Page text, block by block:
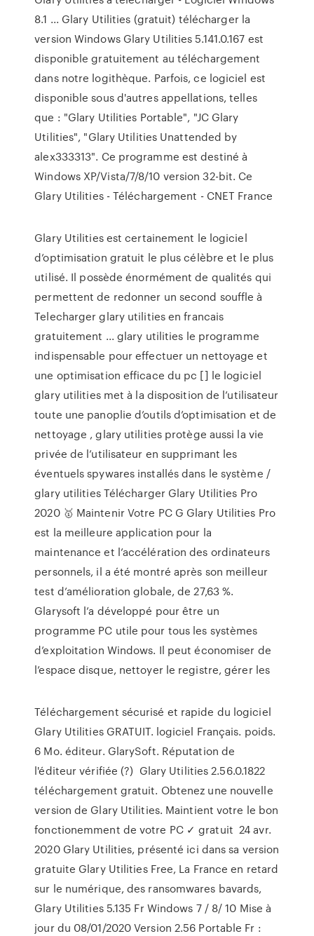
8.1 ... Glary Utilities (gratuit) télécharger la
version Windows Glary Utilities 5.141.0.167 est
disponible gratuitement au téléchargement
dans notre logithèque. Parfois, ce logiciel est
disponible sous d'autres appellations, telles
que : "Glary Utilities Portable", "JC Glary
Utilities", "Glary Utilities Unattended by
alex333313". Ce programme est destiné à
Windows XP/Vista/7/8/10 version 32-bit. Ce
Glary Utilities - Téléchargement - CNET France
Glary Utilities est certainement le logiciel
d’optimisation gratuit le plus célèbre et le plus
utilisé. Il possède énormément de qualités qui
permettent de redonner un second souffle à
Telecharger glary utilities en francais
gratuitement ... glary utilities le programme
indispensable pour effectuer un nettoyage et
une optimisation efficace du pc [] le logiciel
glary utilities met à la disposition de l’utilisateur
toute une panoplie d’outils d’optimisation et de
nettoyage , glary utilities protège aussi la vie
privée de l’utilisateur en supprimant les
éventuels spywares installés dans le système /
glary utilities Télécharger Glary Utilities Pro
2020 🥇 Maintenir Votre PC G Glary Utilities Pro
est la meilleure application pour la
maintenance et l’accélération des ordinateurs
personnels, il a été montré après son meilleur
test d’amélioration globale, de 27,63 %.
Glarysoft l’a développé pour être un
programme PC utile pour tous les systèmes
d’exploitation Windows. Il peut économiser de
l’espace disque, nettoyer le registre, gérer les
Téléchargement sécurisé et rapide du logiciel
Glary Utilities GRATUIT. logiciel Français. poids.
6 Mo. éditeur. GlarySoft. Réputation de
l'éditeur vérifiée (?) Glary Utilities 2.56.0.1822
téléchargement gratuit. Obtenez une nouvelle
version de Glary Utilities. Maintient votre le bon
fonctionemment de votre PC ✓ gratuit 24 avr.
2020 Glary Utilities, présenté ici dans sa version
gratuite Glary Utilities Free, La France en retard
sur le numérique, des ransomwares bavards,
Glary Utilities 5.135 Fr Windows 7 / 8/ 10 Mise à
jour du 08/01/2020 Version 2.56 Portable Fr :